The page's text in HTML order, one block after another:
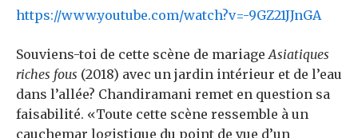
https://www.youtube.com/watch?v=-9GZ21JJnGA
Souviens-toi de cette scène de mariage Asiatiques
riches fous (2018) avec un jardin intérieur et de l’eau
dans l’allée? Chandiramani remet en question sa
faisabilité. «Toute cette scène ressemble à un
cauchemar logistique du point de vue d’un